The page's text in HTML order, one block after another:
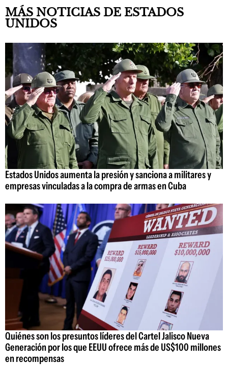
MÁS NOTICIAS DE ESTADOS
UNIDOS
Estados Unidos aumenta la presión y sanciona a militares y
empresas vinculadas a la compra de armas en Cuba
Quiénes son los presuntos líderes del Cartel Jalisco Nueva
Generación por los que EEUU ofrece más de US$100 millones
en recompensas